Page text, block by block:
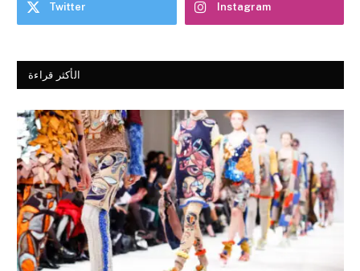
Twitter Instagram
الأكثر قراءة